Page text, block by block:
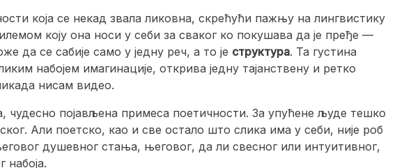
која се некад звала ликовна, скрећући пажњу на лингвистику
коју она носи у себи за сваког ко покушава да је пређе —
да се сабије само у једну реч, а то је структура. Та густина
набојем имагинације, открива једну тајанствену и ретко
нисам видео.
чудесно појављена примеса поетичности. За упућене људе тешко
Али поетско, као и све остало што слика има у себи, није роб
душевног стања, његовог, да ли свесног или интуитивног,